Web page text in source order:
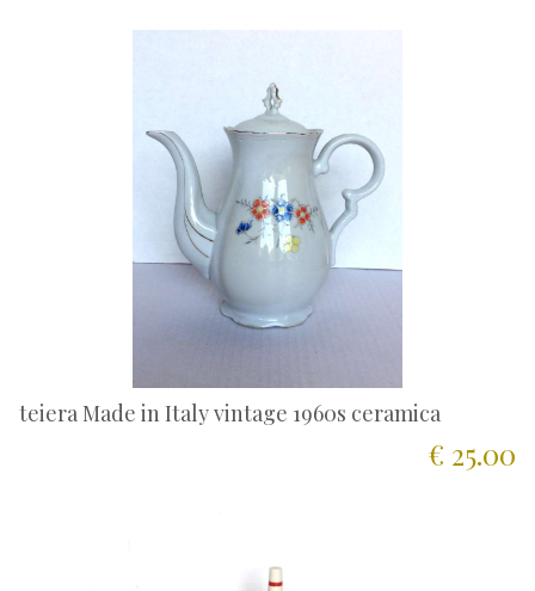
teiera Made in Italy vintage 1960s ceramica
€ 25.00